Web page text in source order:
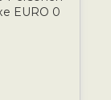
EURO 0